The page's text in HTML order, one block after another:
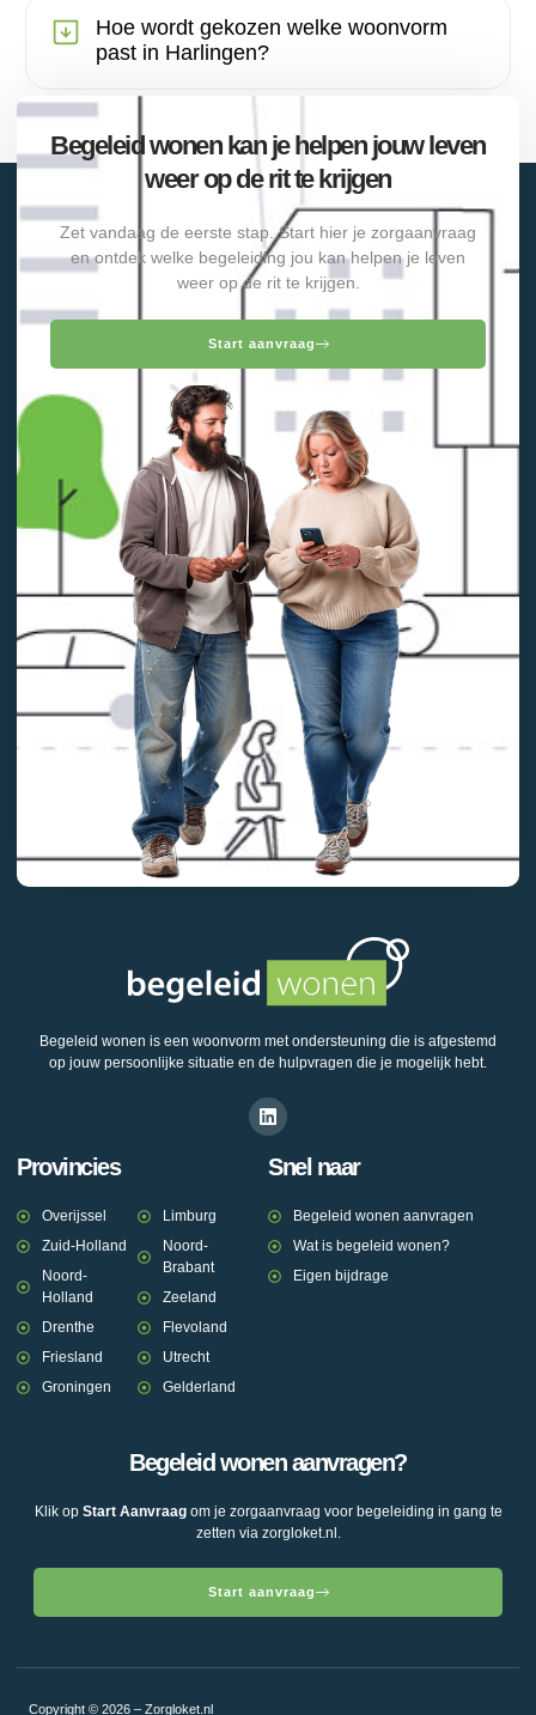
Hoe wordt gekozen welke woonvorm
past in Harlingen?
Begeleid wonen kan je helpen jouw leven
weer op de rit te krijgen
Zet vandaag de eerste stap. Start hier je zorgaanvraag
en ontdek welke begeleiding jou kan helpen je leven
weer op de rit te krijgen.
Start aanvraag
Begeleid wonen is een woonvorm met ondersteuning die is afgestemd
op jouw persoonlijke situatie en de hulpvragen die je mogelijk hebt.
Provincies
Overijssel
Zuid-Holland
Noord-
Holland
Drenthe
Friesland
Groningen
Limburg
Noord-
Brabant
Zeeland
Flevoland
Utrecht
Gelderland
Snel naar
Begeleid wonen aanvragen
Wat is begeleid wonen?
Eigen bijdrage
Begeleid wonen aanvragen?
Klik op Start Aanvraagom je zorgaanvraag voor begeleiding in gang te
zetten via zorgloket.nl.
Start aanvraag
Copyright © 2026 – Zorgloket.nl